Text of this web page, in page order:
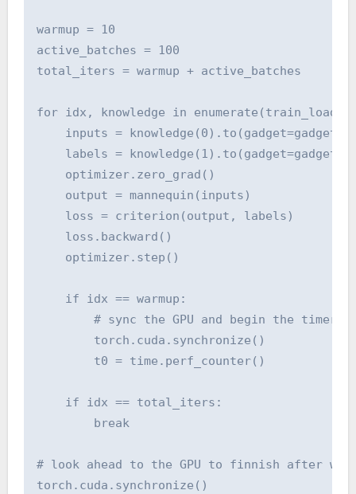
warmup = 10
active_batches = 100
total_iters = warmup + active_batches
for idx, knowledge in
inputs = knowledge(0).to(gadget=gadget,
labels = knowledge(1).to(gadget=gadget,
    optimizer.zero_grad()
    output = mannequin(inputs)
    loss = criterion(output, labels)
    loss.backward()
    optimizer.step()
    if idx == warmup:
        # sync the GPU and begin the timer
        torch.cuda.synchronize()
        t0 = time.perf_counter()
    if idx == total_iters:
        break
# look ahead to the GPU to finnish after
torch.cuda.synchronize()